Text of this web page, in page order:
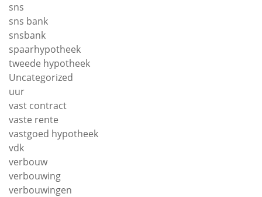
sns
sns bank
snsbank
spaarhypotheek
tweede hypotheek
Uncategorized
uur
vast contract
vaste rente
vastgoed hypotheek
vdk
verbouw
verbouwing
verbouwingen